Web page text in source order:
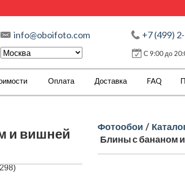
info@oboifoto.com +7 (499)
С 9:00 до
Оплата Доставка FAQ
и вишней
Фотообои /
Блины с бананом